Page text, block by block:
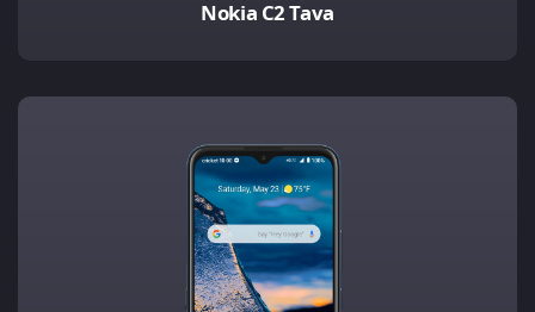
Nokia C2 Tava